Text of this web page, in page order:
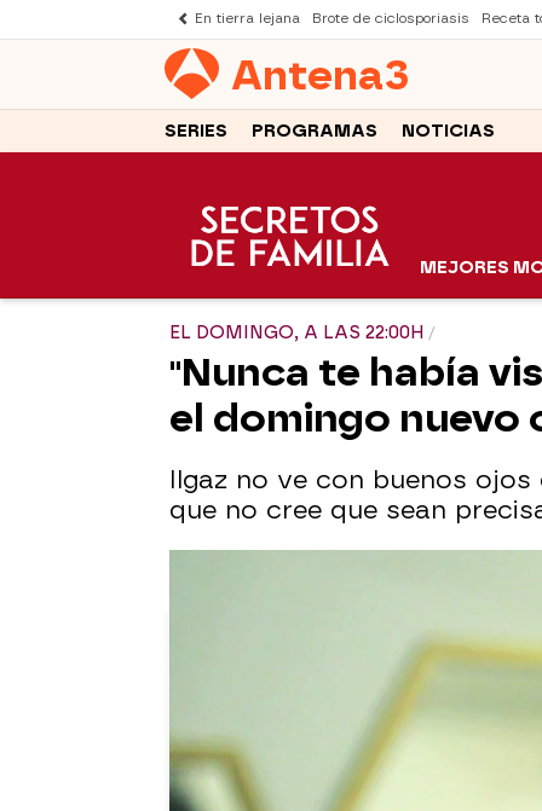
En tierra lejana Brote de ciclosporiasis Receta
Antena3
SERIES PROGRAMAS NOTICIAS
MEJORES
EL DOMINGO, A LAS 22:00H
"Nunca te había
el domingo nuevo
Ilgaz no ve con buenos
que no cree que sean
Ilgaz lo tiene claro y...